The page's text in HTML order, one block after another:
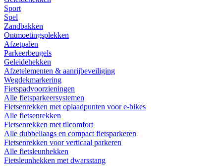
Sport
Spel
Zandbakken
Ontmoetingsplekken
Afzetpalen
Parkeerbeugels
Geleidehekken
Afzetelementen & aanrijbeveiliging
Wegdekmarkering
Fietspadvoorzieningen
Alle fietsparkeersystemen
Fietsenrekken met oplaadpunten voor e-bikes
Alle fietsenrekken
Fietsenrekken met tilcomfort
Alle dubbellaags en compact fietsparkeren
Fietsenrekken voor verticaal parkeren
Alle fietsleunhekken
Fietsleunhekken met dwarsstang